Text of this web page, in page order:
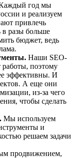
год мы
и реализуем
привлечь
в разы больше
бюджет, ведь
Наши SEO-
поэтому
эффективны. И
А еще они
из-за чего
чтобы сделать
Мы используем
и
решаем задачи
продвижением,